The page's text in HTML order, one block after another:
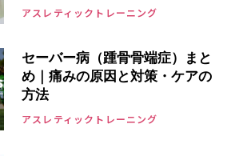
アスレティックトレーニング
セーバー病（踵骨骨端症）まと
め｜痛みの原因と対策・ケアの
方法
アスレティックトレーニング